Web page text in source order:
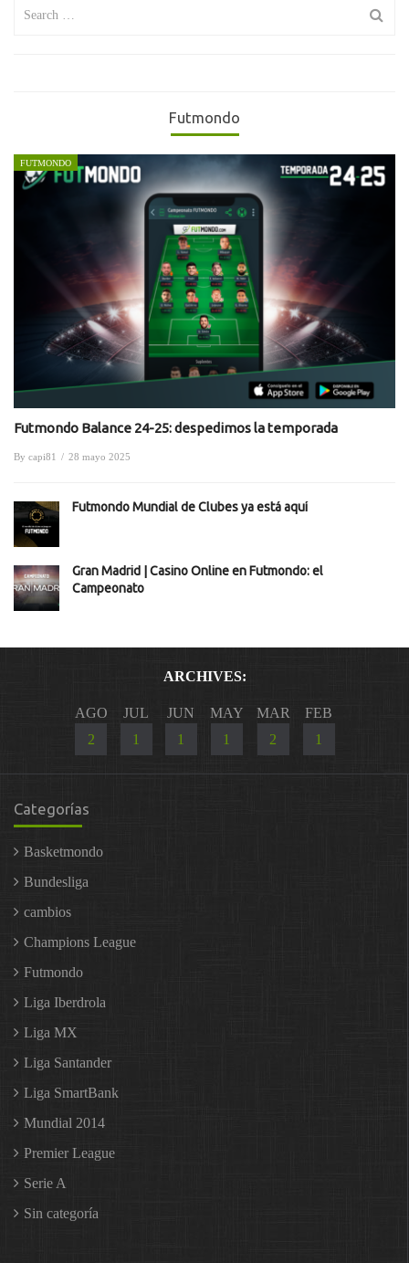
navigation
Futmondo
FUTMONDO
Futmondo Balance 24-25: despedimos la temporada
By capi81 / 28 mayo 2025
Futmondo Mundial de Clubes ya está aquí
Gran Madrid | Casino Online en Futmondo: el
Campeonato
ARCHIVES:
AGO
2
JUL
1
JUN
1
MAY
1
MAR
2
FEB
1
Categorías
Basketmondo
Bundesliga
cambios
Champions League
Futmondo
Liga Iberdrola
Liga MX
Liga Santander
Liga SmartBank
Mundial 2014
Premier League
Serie A
Sin categoría